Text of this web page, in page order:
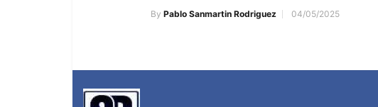
By Pablo Sanmartin Rodriguez 04/05/2025